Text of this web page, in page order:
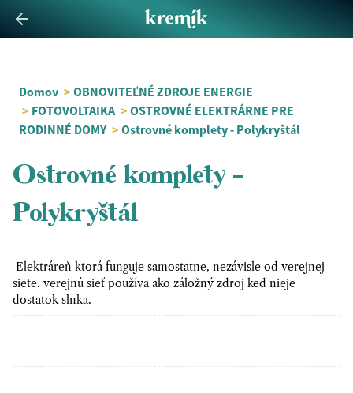
Domov > OBNOVITEĽNÉ ZDROJE ENERGIE
> FOTOVOLTAIKA > OSTROVNÉ ELEKTRÁRNE PRE
RODINNÉ DOMY > Ostrovné komplety - Polykryštál
Ostrovné komplety -
Polykryštál
Elektráreň ktorá funguje samostatne, nezávisle od verejnej
siete. verejnú sieť používa ako záložný zdroj keď nieje
dostatok slnka.